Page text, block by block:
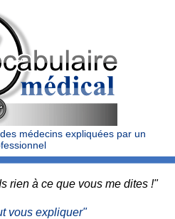
médecins expliquées par un
rien à ce que vous me dites !"
vous expliquer"